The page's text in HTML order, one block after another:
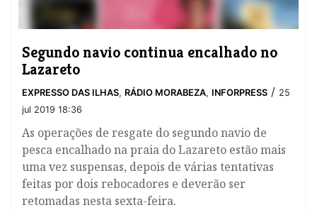
Segundo navio continua encalhado no
Lazareto
EXPRESSO DAS ILHAS, RÁDIO MORABEZA, INFORPRESS / 25
jul 2019 18:36
​As operações de resgate do segundo navio de
pesca encalhado na praia do Lazareto estão mais
uma vez suspensas, depois de várias tentativas
feitas por dois rebocadores e deverão ser
retomadas nesta sexta-feira.